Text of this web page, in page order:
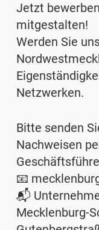
Jetzt
mitgestalten!
Werden Sie
Netzwerken.
Bitte senden
Nachweisen
📧
📬
Mecklenburg-